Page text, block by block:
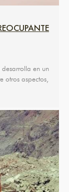
desarrolla en un
aspectos,